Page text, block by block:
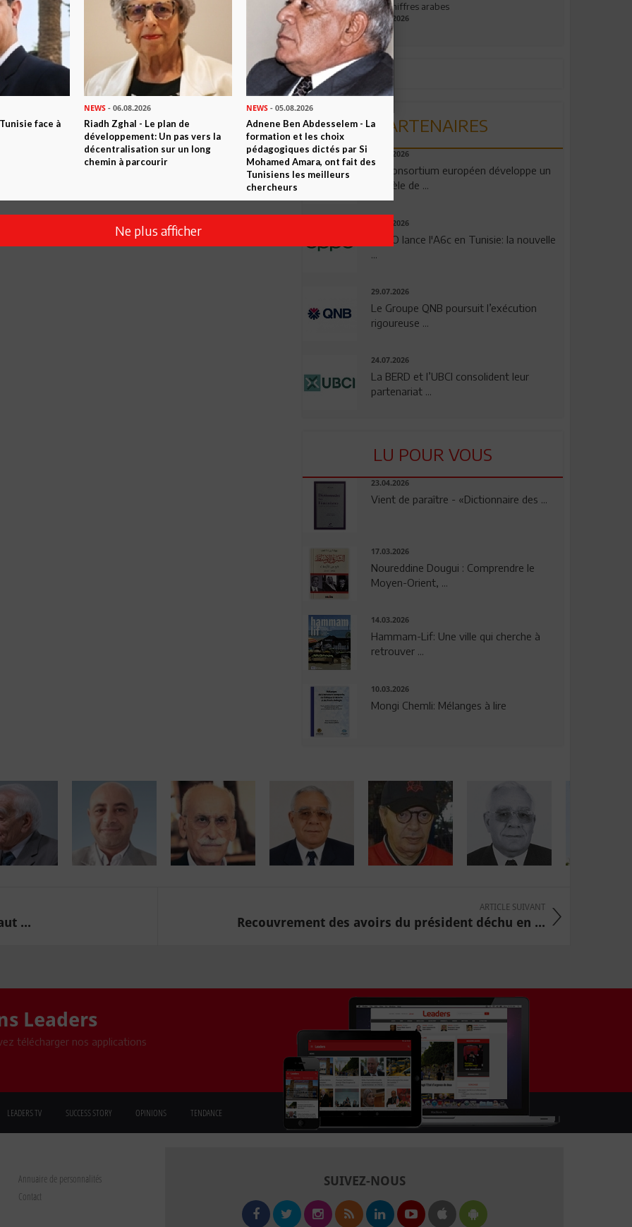
blogueurs arabes fruits de l'enseignement et le travail des
heureuse inchallah.
, j etais pas invité, vu que plusieurs blogeurs "influents"
surtout ni bienvenu. Je vous prie donc d'enlever mon nom.
aux chiffres arabes
09.07.2026
PARTENAIRES
06.08.2026
Un consortium européen développe un
modèle de ...
04.08.2026
OPPO lance l'A6c en Tunisie: la nouvelle
...
29.07.2026
Le Groupe QNB poursuit l’exécution
rigoureuse ...
24.07.2026
La BERD et l’UBCI consolident leur
partenariat ...
LU POUR VOUS
23.04.2026
Vient de paraître - «Dictionnaire des ...
17.03.2026
Noureddine Dougui : Comprendre le
Moyen-Orient, ...
14.03.2026
Hammam-Lif: Une ville qui cherche à
retrouver ...
10.03.2026
Mongi Chemli: Mélanges à lire
...
ARTICLE SUIVANT
Recouvrement des avoirs du président déchu en ...
Leaders
télécharger nos applications
LEADERS TV SUCCESS STORY OPINIONS TENDANCE
Annuaire de personnalités
Contact
SUIVEZ-NOUS
face à
NEWS - 06.08.2026
Riadh Zghal - Le plan de
développement: Un pas vers la
décentralisation sur un long
chemin à parcourir
NEWS- 05.08.2026
Adnene Ben Abdesselem - La
formation et les choix
pédagogiques dictés par Si
Mohamed Amara, ont fait des
Tunisiens les meilleurs
chercheurs
Ne plus afficher